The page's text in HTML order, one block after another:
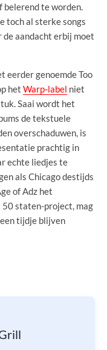
belerend te worden.
toch al sterke songs
aandacht erbij moet
eerder genoemde Too
het Warp-label niet
Saai wordt het
de tekstuele
overschaduwen, is
prachtig in
echte liedjes te
als Chicago destijds
of Adz het
staten-project, mag
tijdje blijven